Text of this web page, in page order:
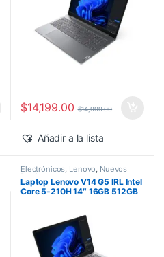
$14,199.00 $14,999.00
Añadir a la lista
Electrónicos Lenovo Nuevos
Laptop Lenovo V14 G5 IRL Intel
Core 5-210H 14″ 16GB 512GB